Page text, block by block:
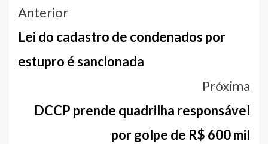
Navegação
entre
notícias
Anterior
Lei do cadastro de condenados por
estupro é sancionada
Próxima
DCCP prende quadrilha responsável
por golpe de R$ 600 mil